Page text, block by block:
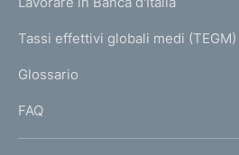
T
I
I
Tassi effettivi globali medi (TEGM)
Glossario
FAQ